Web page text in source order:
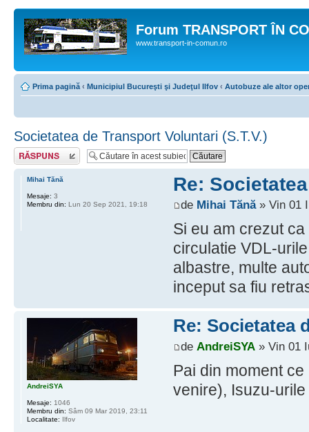
Forum TRANSPORT ÎN
www.transport-in-comun.ro
Prima pagină ‹ Municipiul Bucureşti şi Judeţul Ilfov ‹ Autobuze ale altor
Societatea de Transport Voluntari (S.T.V.)
Răspunde
Re:
de Mihai Tănă» Vin 01
Si eu am crezut
circulatie VDL-
albastre, multe
inceput sa fiu
Mihai Tănă
Mesaje: 3
Membru din: Lun 20 Sep 2021, 19:18
Re: Societatea
de AndreiSYA» Vin 01
Pai din moment
venire), Isuzu-
AndreiSYA
Mesaje: 1046
Membru din: Sâm 09 Mar 2019, 23:11
Localitate: Ilfov